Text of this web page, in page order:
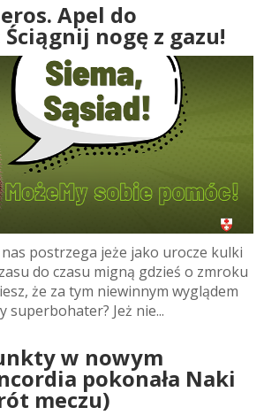
Apel do
nogę z gazu!
postrzega jeże jako urocze kulki
do czasu migną gdzieś o zmroku
że za tym niewinnym wyglądem
superbohater? Jeż nie...
w nowym
pokonała Naki
meczu)